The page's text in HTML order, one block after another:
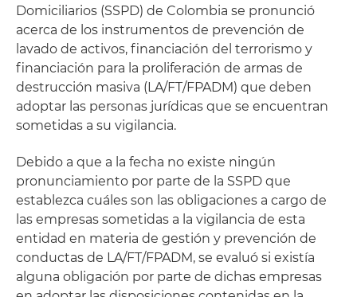
Domiciliarios (SSPD) de Colombia se pronunció
acerca de los instrumentos de prevención de
lavado de activos, financiación del terrorismo y
financiación para la proliferación de armas de
destrucción masiva (LA/FT/FPADM) que deben
adoptar las personas jurídicas que se encuentran
sometidas a su vigilancia.
Debido a que a la fecha no existe ningún
pronunciamiento por parte de la SSPD que
establezca cuáles son las obligaciones a cargo de
las empresas sometidas a la vigilancia de esta
entidad en materia de gestión y prevención de
conductas de LA/FT/FPADM, se evaluó si existía
alguna obligación por parte de dichas empresas